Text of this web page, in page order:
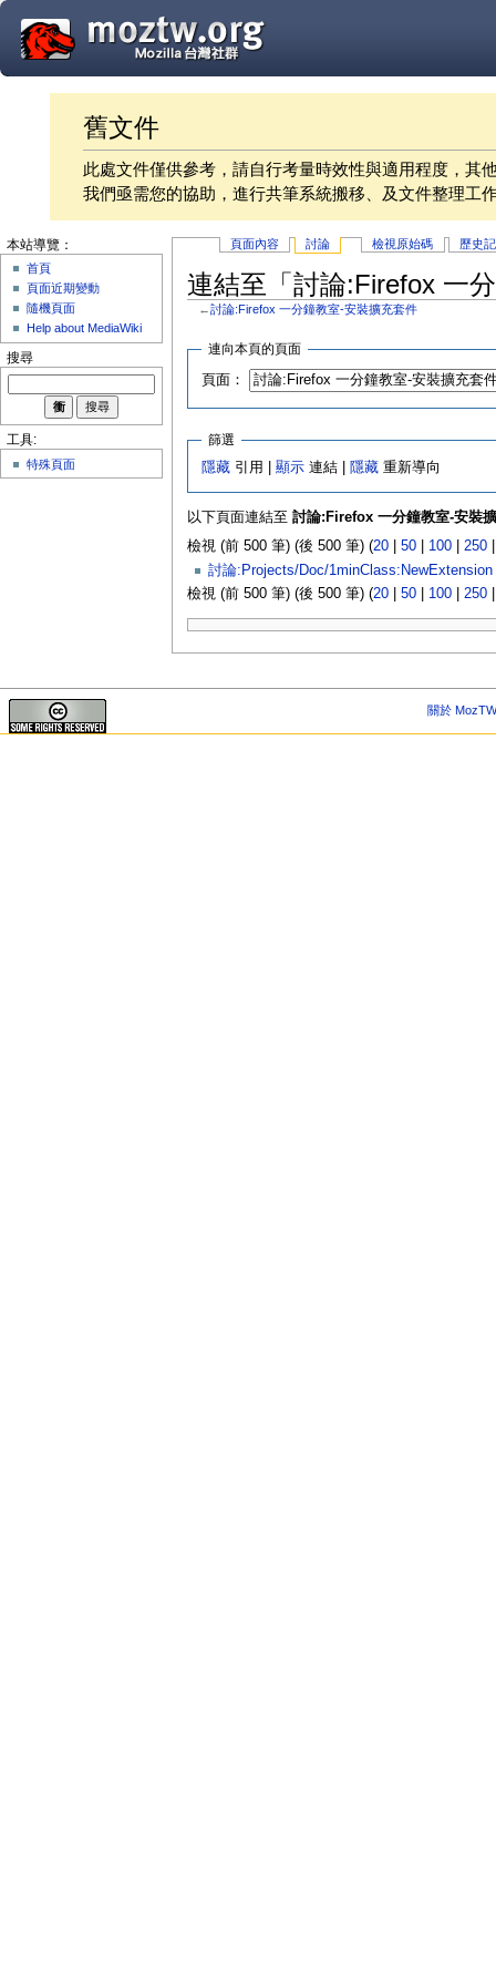
舊文件
此處文件僅供參考，請自行考量時效性與適用程度，其
我們亟需您的協助，進行共筆系統搬移、及文件整理工
頁面內容 討論 檢視原始碼 歷史
連結至「討論:Firefox 一
←討論:Firefox 一分鐘教室-安裝擴充套件
連向本頁的頁面
頁面：
篩選
隱藏 引用 |顯示 連結 | 隱藏 重新導向
以下頁面連結至 討論:Firefox 一分鐘教室-安裝
檢視 (前 500 筆) (後 500 筆) (20| 50| 100| 250
討論:Projects/Doc/1minClass:NewExtension
檢視 (前 500 筆) (後 500 筆) (20| 50| 100| 250
本站導覽：
首頁
頁面近期變動
隨機頁面
Help about MediaWiki
搜尋
工具:
特殊頁面
關於